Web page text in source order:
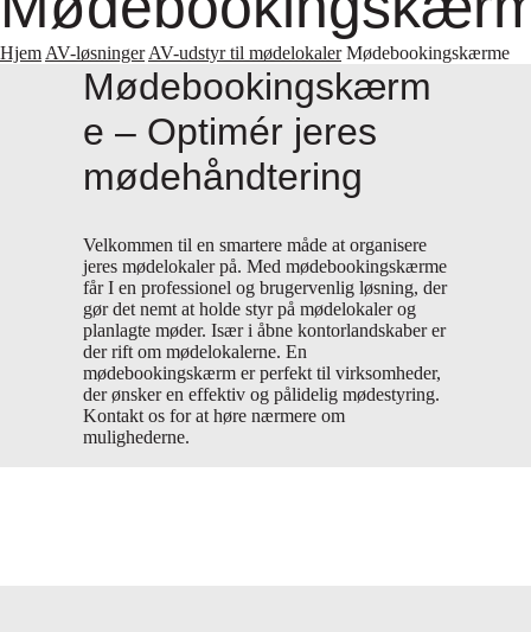
Hjem AV-løsninger AV-udstyr til mødelokaler Mødebookingskærme
Mødebookingskærm
e – Optimér jeres
mødehåndtering
Velkommen til en smartere måde at organisere
jeres mødelokaler på. Med mødebookingskærme
får I en professionel og brugervenlig løsning, der
gør det nemt at holde styr på mødelokaler og
planlagte møder. Især i åbne kontorlandskaber er
der rift om mødelokalerne. En
mødebookingskærm er perfekt til virksomheder,
der ønsker en effektiv og pålidelig mødestyring.
Kontakt os for at høre nærmere om
mulighederne.